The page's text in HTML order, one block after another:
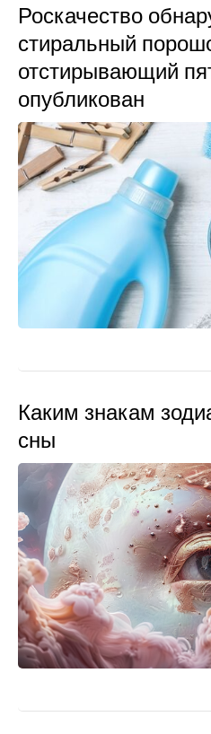
Роскачество
стиральный
отстирывающий
опубликован
Каким знакам
сны